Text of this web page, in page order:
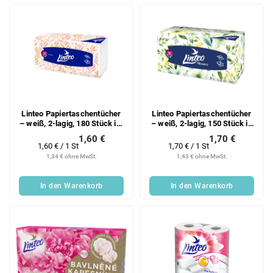
Linteo Papiertaschentücher
– weiß, 2-lagig, 180 Stück im
1,34 € ohne MwSt.
1,60 €
Verkaufspreis:
1,60 € / 1 St
In den Warenkorb
Linteo Papiertaschentücher
– weiß, 2-lagig, 150 Stück in
1,43 € ohne MwSt.
1,70 €
Verkaufspreis:
1,70 € / 1 St
In den Warenkorb